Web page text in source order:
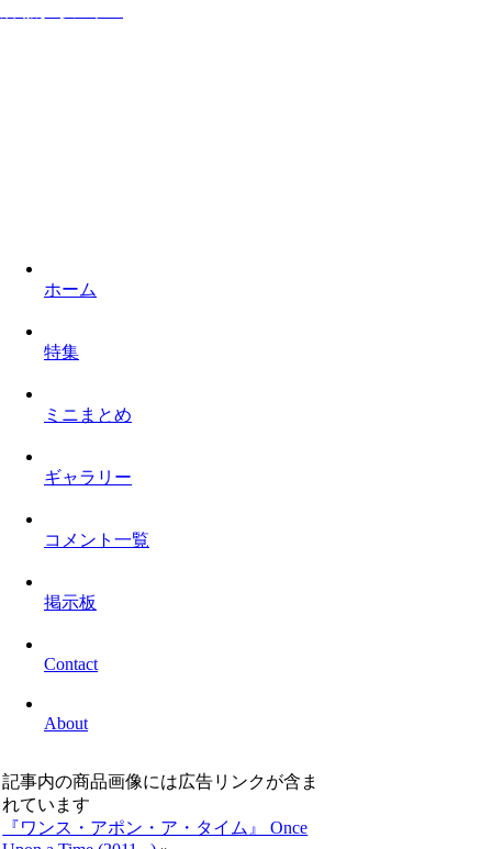
ホーム
特集
ミニまとめ
ギャラリー
コメント一覧
掲示板
Contact
About
記事内の商品画像には広告リンクが含ま
れています
『ワンス・アポン・ア・タイム』 Once